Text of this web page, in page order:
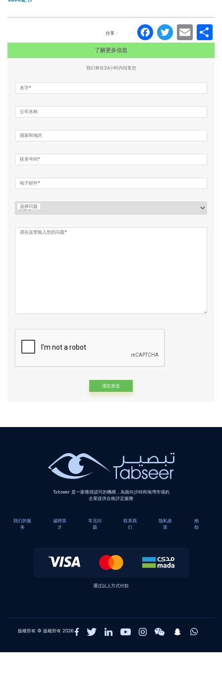
分享 :
了解更多信息
我们将在24小时内回复您
名字*
公司名称
国家和地区
联系号码*
电子邮件*
选择问题
请在这里输入您的问题*
Tabseer 是一家獲得認可的機構，為面向沙特和海灣市場的
企業提供合格評定服務
我们的服
务
诚聘英
才
常见问
题
联系我
们
隐私政
策
抱
怨
通过以上方式付款
版權所有 © 版權所有 2026.